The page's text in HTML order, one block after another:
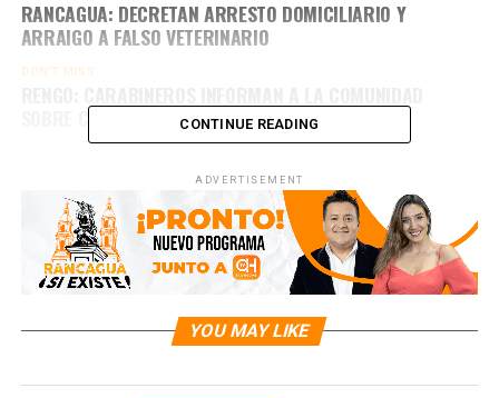
RANCAGUA: DECRETAN ARRESTO DOMICILIARIO Y
ARRAIGO A FALSO VETERINARIO
DON'T MISS
SOBRE CÓMO PREVENIR INCENDIOS FORESTALES
CONTINUE READING
ADVERTISEMENT
YOU MAY LIKE